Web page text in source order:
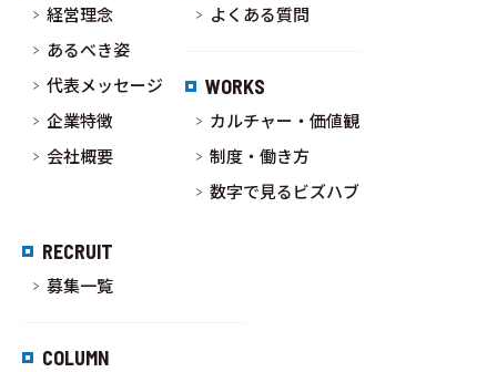
経営理念
あるべき姿
代表メッセージ
企業特徴
会社概要
よくある質問
WORKS
カルチャー・価値観
制度・働き方
数字で見るビズハブ
RECRUIT
募集一覧
COLUMN